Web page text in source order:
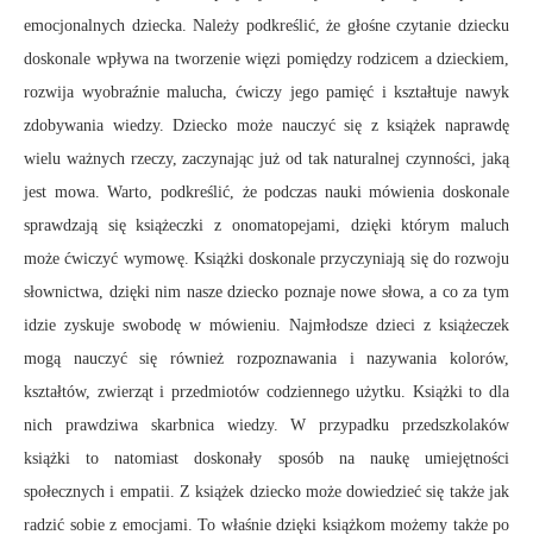
emocjonalnych dziecka. Należy podkreślić, że głośne czytanie dziecku
doskonale wpływa na tworzenie więzi pomiędzy rodzicem a dzieckiem,
rozwija wyobraźnie malucha, ćwiczy jego pamięć i kształtuje nawyk
zdobywania wiedzy. Dziecko może nauczyć się z książek naprawdę
wielu ważnych rzeczy, zaczynając już od tak naturalnej czynności, jaką
jest mowa. Warto, podkreślić, że podczas nauki mówienia doskonale
sprawdzają się książeczki z onomatopejami, dzięki którym maluch
może ćwiczyć wymowę. Książki doskonale przyczyniają się do rozwoju
słownictwa, dzięki nim nasze dziecko poznaje nowe słowa, a co za tym
idzie zyskuje swobodę w mówieniu. Najmłodsze dzieci z książeczek
mogą nauczyć się również rozpoznawania i nazywania kolorów,
kształtów, zwierząt i przedmiotów codziennego użytku. Książki to dla
nich prawdziwa skarbnica wiedzy. W przypadku przedszkolaków
książki to natomiast doskonały sposób na naukę umiejętności
społecznych i empatii. Z książek dziecko może dowiedzieć się także jak
radzić sobie z emocjami. To właśnie dzięki książkom możemy także po